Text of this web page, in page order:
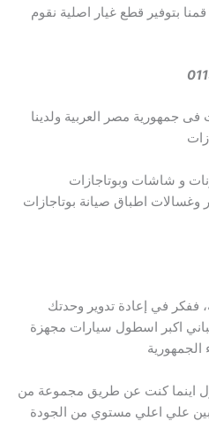
بتوفير قطع غيار اصلية نقوم
فى جمهورية مصر العربية ولدينا
و شاشات وبوتاجازات
وغسالات اطباق صيانة بوتاجازات
ففكر في إعادة تدوير وحدتك
اكبر اسطول سيارات مجهزة
الجمهورية
اينما كنت عن طريق مجموعة من
علي اعلي مستوي من الجودة